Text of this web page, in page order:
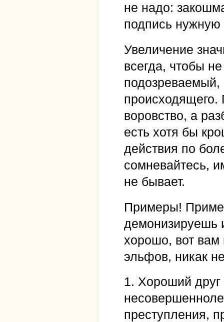
не надо:
подпись нужную
Увеличение
всегда, чтобы
подозреваемый,
происходящего.
воровство, а
есть хотя бы
действия по
сомневайтесь,
не бывает.
Примеры!
демонизируешь
хорошо, вот вам
эльфов, никак
1. Хороший друг
преступления,